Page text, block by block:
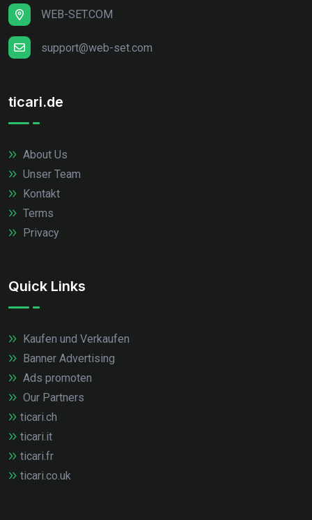
WEB-SET.COM
support@web-set.com
ticari.de
About Us
Unser Team
Kontakt
Terms
Privacy
Quick Links
Kaufen und Verkaufen
Banner Advertising
Ads promoten
Our Partners
ticari.ch
ticari.it
ticari.fr
ticari.co.uk